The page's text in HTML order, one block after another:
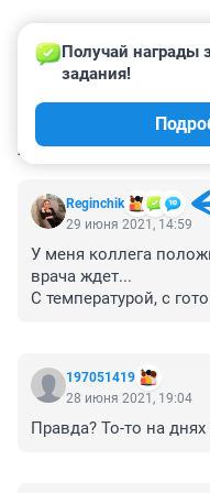
КОММЕНТАРИИ 5
Reginchik
Получай награды
задания!
29 июня 2021, 14:59
У меня коллега
врача ждет...
С температурой, с
197051419
28 июня 2021, 19:04
Правда? То-то на